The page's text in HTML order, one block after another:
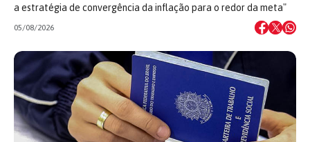
a estratégia de convergência da inflação para o redor da meta"
05/08/2026